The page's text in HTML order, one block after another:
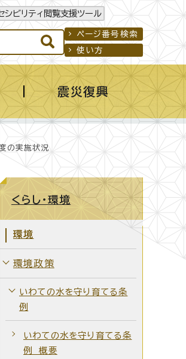
シビリティ閲覧支援ツール
ページ番号検索
使い方
震災復興
の実施状況
くらし・環境
環境
環境政策
いわての水を守り育てる条
例
いわての水を守り育てる条
例 概要